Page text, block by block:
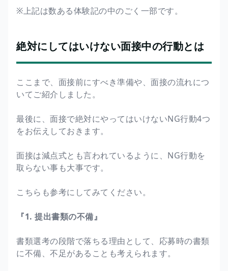
※上記は数ある体験記の中のごく一部です。
絶対にしてはいけない面接中の行動とは
ここまで、面接前にすべき準備や、面接の流れにつ
いてご紹介しました。
最後に、面接で絶対にやってはいけないNG行動4つ
をお伝えしておきます。
面接は減点式とも言われているように、NG行動を
取らない事も大事です。
こちらも参考にしてみてください。
『1. 提出書類の不備』
書類選考の段階で落ちる理由として、応募時の書類
に不備、不足があることも考えられます。